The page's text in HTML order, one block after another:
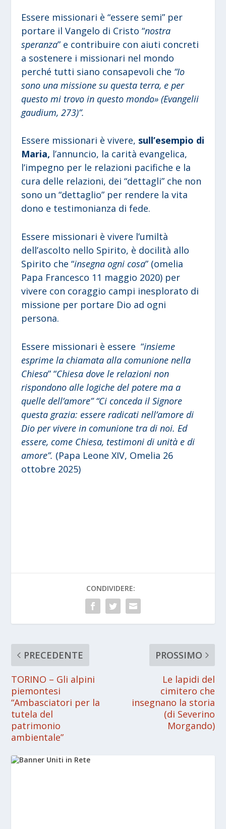
Essere missionari è “essere semi” per
portare il Vangelo di Cristo “nostra
speranza” e contribuire con aiuti concreti
a sostenere i missionari nel mondo
perché tutti siano consapevoli che “Io
sono una missione su questa terra, e per
questo mi trovo in questo mondo» (Evangelii
gaudium, 273)”.
Essere missionari è vivere, sull’esempio di
Maria, l’annuncio, la carità evangelica,
l’impegno per le relazioni pacifiche e la
cura delle relazioni, dei “dettagli” che non
sono un “dettaglio” per rendere la vita
dono e testimonianza di fede.
Essere missionari è vivere l’umiltà
dell’ascolto nello Spirito, è docilità allo
Spirito che “insegna ogni cosa” (omelia
Papa Francesco 11 maggio 2020) per
vivere con coraggio campi inesplorato di
missione per portare Dio ad ogni
persona.
Essere missionari è essere “insieme
esprime la chiamata alla comunione nella
Chiesa” “Chiesa dove le relazioni non
rispondono alle logiche del potere ma a
quelle dell’amore” “Ci conceda il Signore
questa grazia: essere radicati nell’amore di
Dio per vivere in comunione tra di noi. Ed
essere, come Chiesa, testimoni di unità e di
amore”. (Papa Leone XIV, Omelia 26
ottobre 2025)
CONDIVIDERE:
PRECEDENTE
TORINO – Gli alpini
piemontesi
“Ambasciatori per la
tutela del
patrimonio
ambientale”
PROSSIMO
Le lapidi del
cimitero che
insegnano la storia
(di Severino
Morgando)